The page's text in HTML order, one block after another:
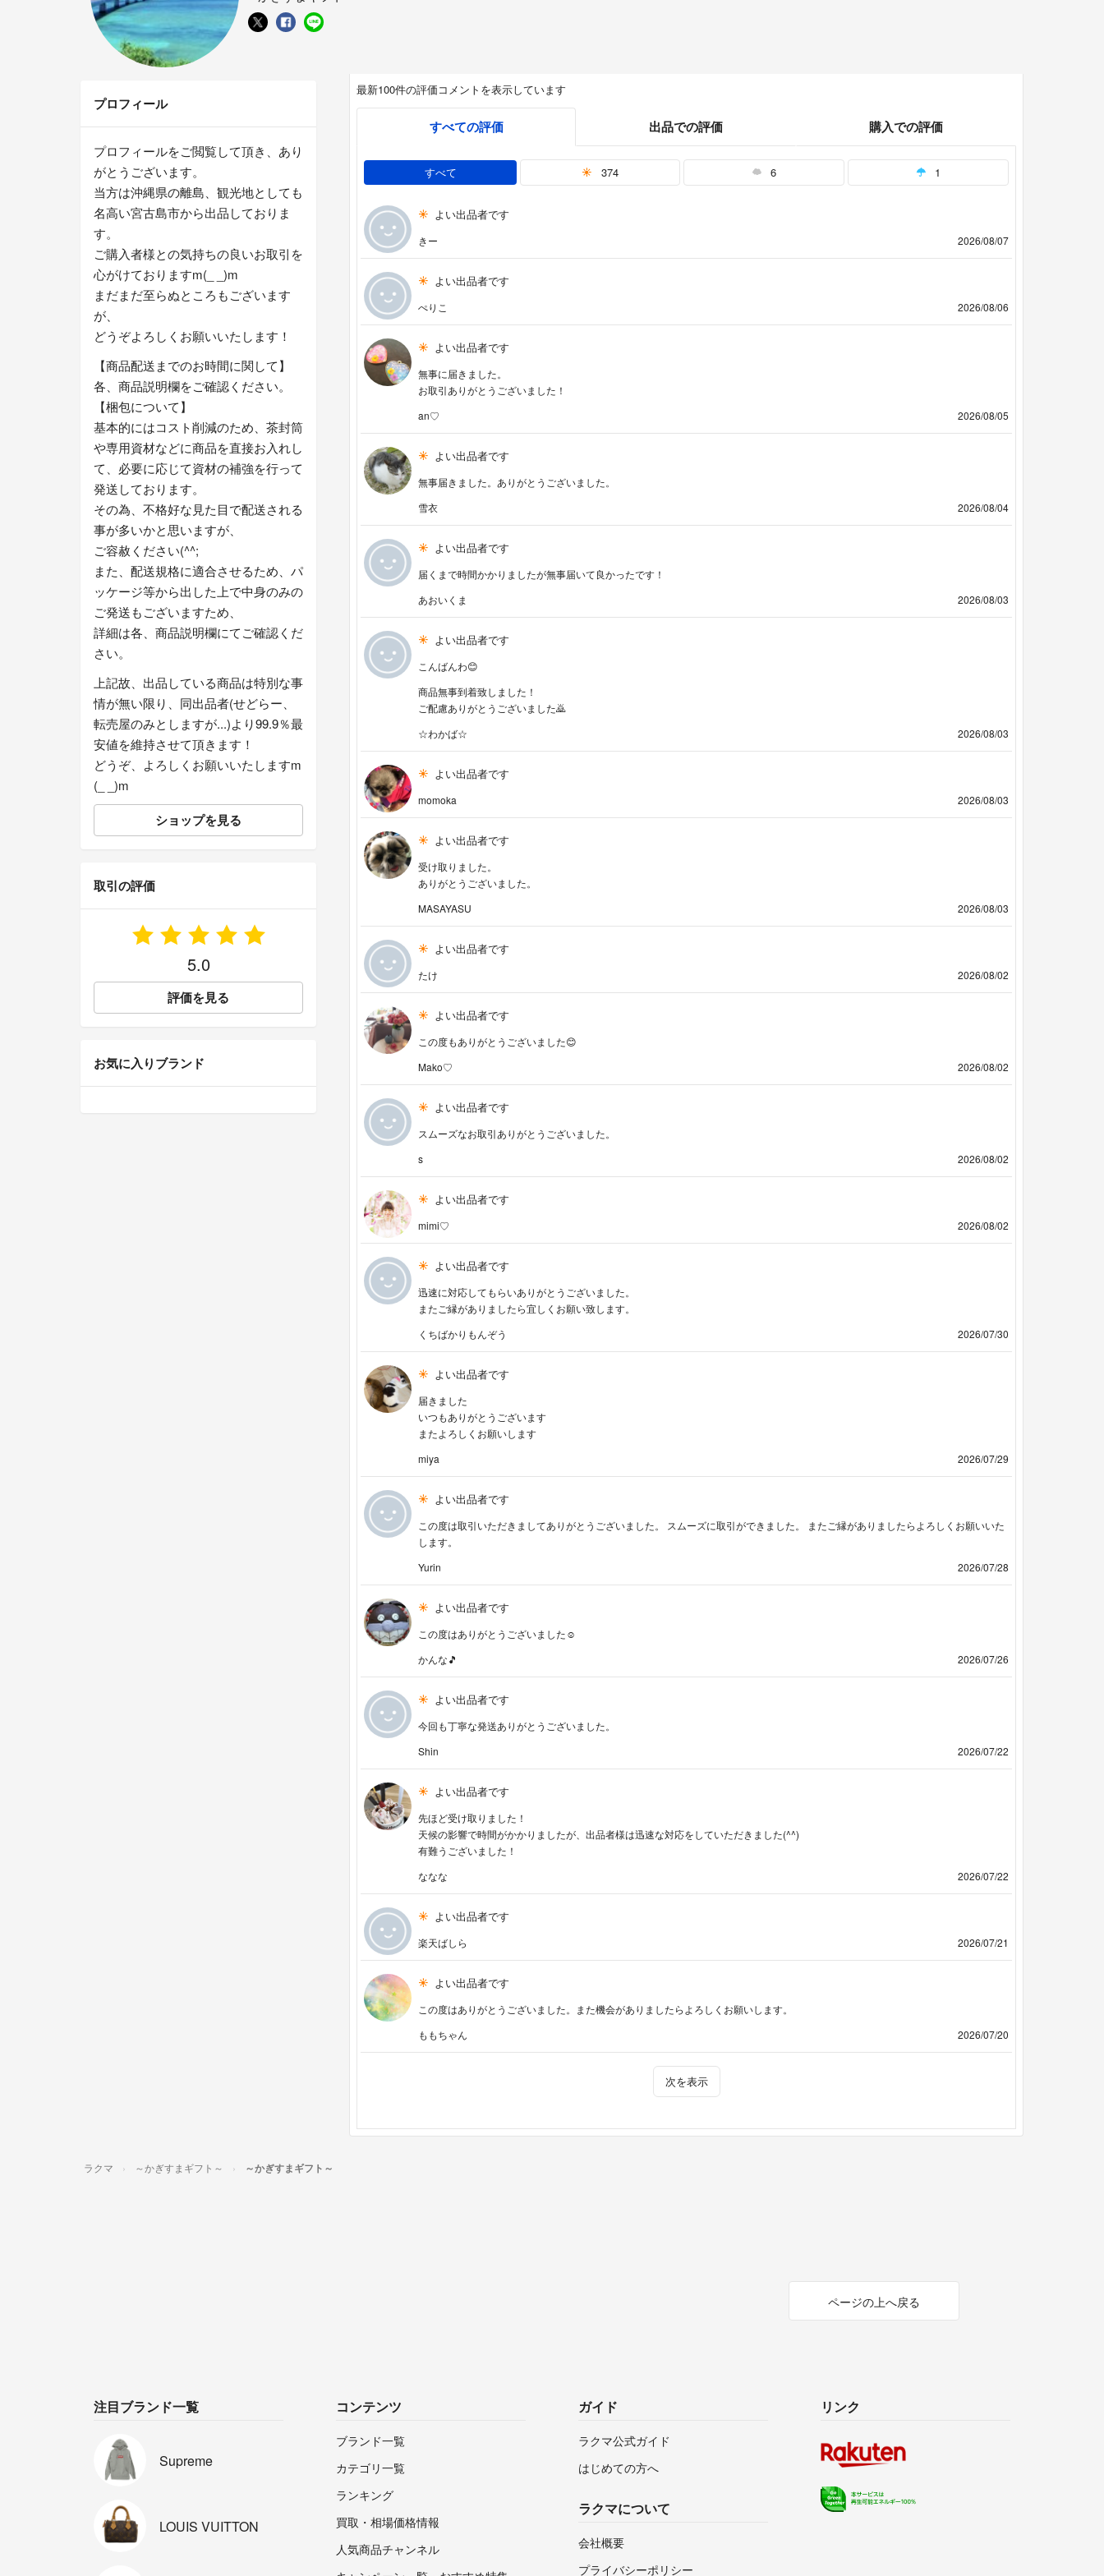
最新100件の評価コメントを表示しています
すべての評価 出品での評価 購入での評価
すべて 374 6 1
よい出品者です
きー 2026/08/07
よい出品者です
ぺりこ 2026/08/06
よい出品者です
無事に届きました。
お取引ありがとうございました！
an♡
2026/08/05
よい出品者です
無事届きました。ありがとうございました。
雪衣
2026/08/04
よい出品者です
届くまで時間かかりましたが無事届いて良かったです！
あおいくま
2026/08/03
よい出品者です
こんばんわ😊
商品無事到着致しました！
ご配慮ありがとうございました🙇
☆わかば☆
2026/08/03
よい出品者です
momoka 2026/08/03
よい出品者です
受け取りました。
ありがとうございました。
MASAYASU
2026/08/03
よい出品者です
たけ 2026/08/02
よい出品者です
この度もありがとうございました😊
Mako♡
2026/08/02
よい出品者です
スムーズなお取引ありがとうございました。
s
2026/08/02
よい出品者です
mimi♡ 2026/08/02
よい出品者です
迅速に対応してもらいありがとうございました。
またご縁がありましたら宜しくお願い致します。
くちばかりもんぞう
2026/07/30
よい出品者です
届きました
いつもありがとうございます
またよろしくお願いします
miya
2026/07/29
よい出品者です
この度は取引いただきましてありがとうございました。 スムーズに取引ができました。 またご縁がありましたらよろしくお願いいた
します。
Yurin
2026/07/28
よい出品者です
この度はありがとうございました☺️
かんな🎵
2026/07/26
よい出品者です
今回も丁寧な発送ありがとうございました。
Shin
2026/07/22
よい出品者です
先ほど受け取りました！
天候の影響で時間がかかりましたが、出品者様は迅速な対応をしていただきました(^^)
有難うございました！
ななな
2026/07/22
よい出品者です
楽天ばしら 2026/07/21
よい出品者です
この度はありがとうございました。また機会がありましたらよろしくお願いします。
ももちゃん
2026/07/20
次を表示
プロフィール
プロフィールをご閲覧して頂き、あり
がとうございます。
当方は沖縄県の離島、観光地としても
名高い宮古島市から出品しておりま
す。
ご購入者様との気持ちの良いお取引を
心がけておりますm(_ _)m
まだまだ至らぬところもございます
が、
どうぞよろしくお願いいたします！
【商品配送までのお時間に関して】
各、商品説明欄をご確認ください。
【梱包について】
基本的にはコスト削減のため、茶封筒
や専用資材などに商品を直接お入れし
て、必要に応じて資材の補強を行って
発送しております。
その為、不格好な見た目で配送される
事が多いかと思いますが、
ご容赦ください(^^;
また、配送規格に適合させるため、パ
ッケージ等から出した上で中身のみの
ご発送もございますため、
詳細は各、商品説明欄にてご確認くだ
さい。
上記故、出品している商品は特別な事
情が無い限り、同出品者(せどらー、
転売屋のみとしますが...)より99.9％最
安値を維持させて頂きます！
どうぞ、よろしくお願いいたしますm
(_ _)m
ショップを見る
取引の評価
5.0
評価を見る
お気に入りブランド
ラクマ ～かぎすまギフト～ ～かぎすまギフト～
ページの上へ戻る
注目ブランド一覧
Supreme
LOUIS VUITTON
コンテンツ
ブランド一覧
カテゴリ一覧
ランキング
買取・相場価格情報
人気商品チャンネル
ガイド
ラクマ公式ガイド
はじめての方へ
ラクマについて
会社概要
プライバシーポリシー
リンク